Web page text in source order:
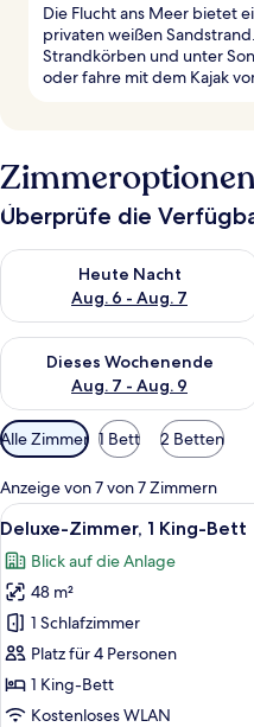
Die Flucht ans Meer bietet
privaten weißen
Strandkörben und unter
oder fahre mit dem Kajak
Zimmeroptionen
Überprüfe die
Heute Nacht
Aug. 6 - Aug. 7
Überprüfe die Verfügbarkeit
Dieses Wochenende
Aug. 7 - Aug. 9
Überprüfe die Verfügbarkeit
Verfügbare
Filter
für
Zimmer
Alle Zimmer 1 Bett 2 Betten
Anzeige von 7 von 7 Zimmern
Alle
Fotos
für
Deluxe-
Zimmer,
1 King-
Bett
anzeigen
16
Deluxe-Zimmer, 1 King-Bett
Blick auf die Anlage
48 m²
1 Schlafzimmer
Platz für 4 Personen
1 King-Bett
Kostenloses WLAN